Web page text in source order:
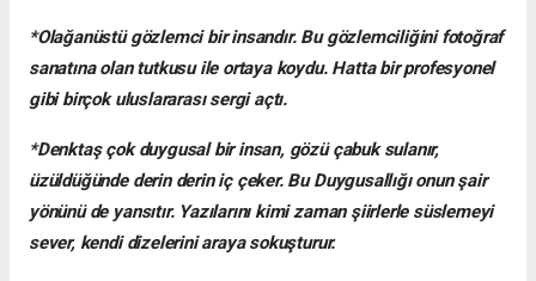
*Olağanüstü gözlemci bir insandır. Bu gözlemciliğini fotoğraf
sanatına olan tutkusu ile ortaya koydu. Hatta bir profesyonel
gibi birçok uluslararası sergi açtı.
*Denktaş çok duygusal bir insan, gözü çabuk sulanır,
üzüldüğünde derin derin iç çeker. Bu Duygusallığı onun şair
yönünü de yansıtır. Yazılarını kimi zaman şiirlerle süslemeyi
sever, kendi dizelerini araya sokuşturur.